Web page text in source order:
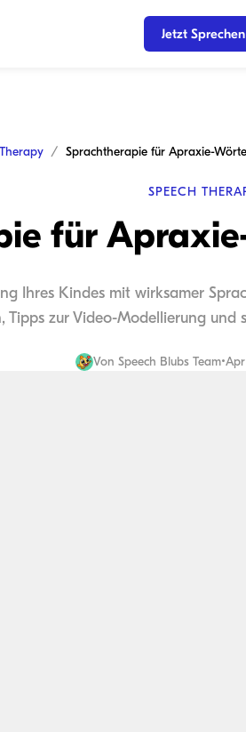
Jetzt Sprechen
SPEECH
für
Ihres Kindes mit wirksamer
Tipps zur Video-Modellierung und
Von Speech Blubs Team•Apr